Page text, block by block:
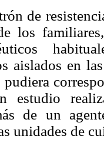
de
los
aislados en
estudio
de un
unidades de